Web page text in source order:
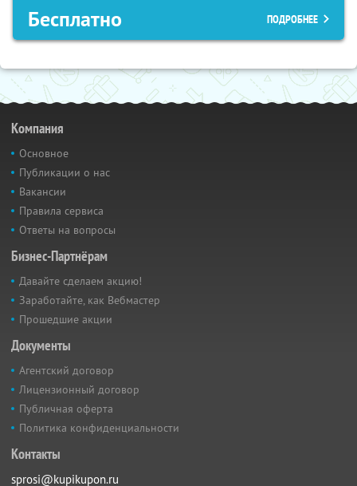
Бесплатно ПОДРОБНЕЕ
Компания
Основное
Публикации о нас
Вакансии
Правила сервиса
Ответы на вопросы
Бизнес-Партнёрам
Давайте сделаем акцию!
Заработайте, как Вебмастер
Прошедшие акции
Документы
Агентский договор
Лицензионный договор
Публичная оферта
Политика конфиденциальности
Контакты
sprosi@kupikupon.ru